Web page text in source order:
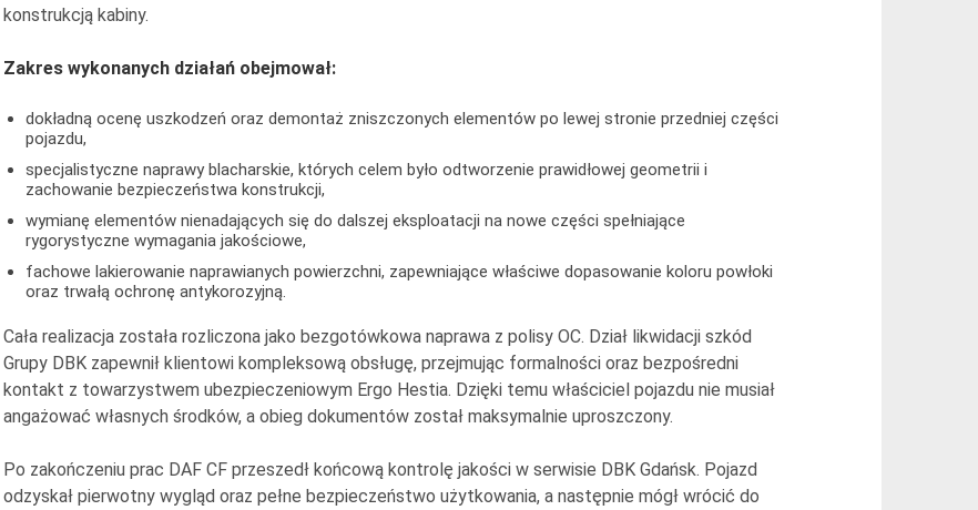
konstrukcją kabiny.
Zakres wykonanych działań obejmował:
dokładną ocenę uszkodzeń oraz demontaż zniszczonych elementów po lewej stronie przedniej części
pojazdu,
specjalistyczne naprawy blacharskie, których celem było odtworzenie prawidłowej geometrii i
zachowanie bezpieczeństwa konstrukcji,
wymianę elementów nienadających się do dalszej eksploatacji na nowe części spełniające
rygorystyczne wymagania jakościowe,
fachowe lakierowanie naprawianych powierzchni, zapewniające właściwe dopasowanie koloru powłoki
oraz trwałą ochronę antykorozyjną.
Cała realizacja została rozliczona jako bezgotówkowa naprawa z polisy OC. Dział likwidacji szkód
Grupy DBK zapewnił klientowi kompleksową obsługę, przejmując formalności oraz bezpośredni
kontakt z towarzystwem ubezpieczeniowym Ergo Hestia. Dzięki temu właściciel pojazdu nie musiał
angażować własnych środków, a obieg dokumentów został maksymalnie uproszczony.
Po zakończeniu prac DAF CF przeszedł końcową kontrolę jakości w serwisie DBK Gdańsk. Pojazd
odzyskał pierwotny wygląd oraz pełne bezpieczeństwo użytkowania, a następnie mógł wrócić do